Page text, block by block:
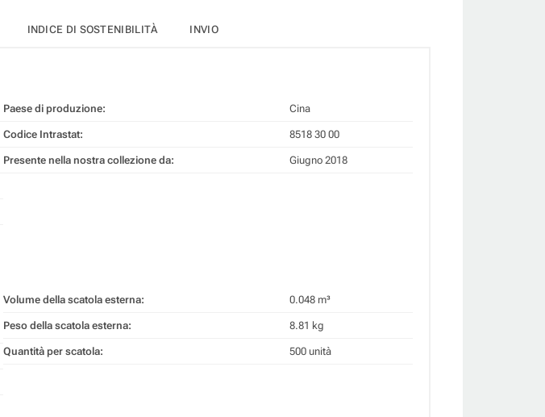
INDICE DI SOSTENIBILITÀ INVIO
Paese di produzione: Cina
Codice Intrastat: 8518 30 00
Presente nella nostra collezione da: Giugno 2018
Volume della scatola esterna: 0.048 m³
Peso della scatola esterna: 8.81 kg
Quantità per scatola: 500 unità